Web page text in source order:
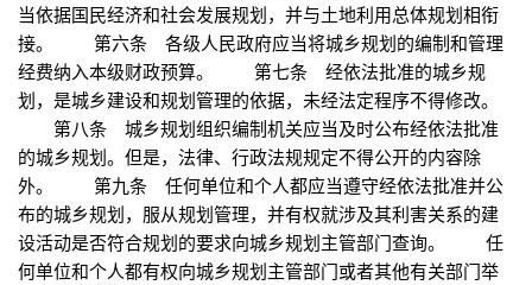
当依据国民经济和社会发展规划，并与土地利用总体规划相衔
接。 第六条 各级人民政府应当将城乡规划的编制和管理
经费纳入本级财政预算。 第七条 经依法批准的城乡规
划，是城乡建设和规划管理的依据，未经法定程序不得修改。
第八条 城乡规划组织编制机关应当及时公布经依法批准
的城乡规划。但是，法律、行政法规规定不得公开的内容除
外。 第九条 任何单位和个人都应当遵守经依法批准并公
布的城乡规划，服从规划管理，并有权就涉及其利害关系的建
设活动是否符合规划的要求向城乡规划主管部门查询。 任
何单位和个人都有权向城乡规划主管部门或者其他有关部门举